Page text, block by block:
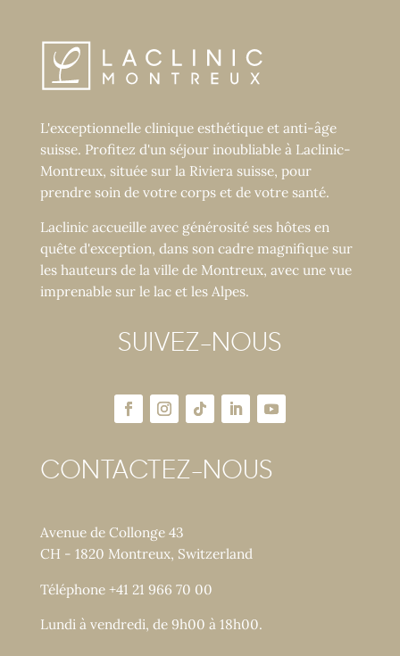
L'exceptionnelle clinique esthétique et anti-âge
suisse. Profitez d'un séjour inoubliable à Laclinic-
Montreux, située sur la Riviera suisse, pour
prendre soin de votre corps et de votre santé.
Laclinic accueille avec générosité ses hôtes en
quête d'exception, dans son cadre magnifique sur
les hauteurs de la ville de Montreux, avec une vue
imprenable sur le lac et les Alpes.
SUIVEZ-NOUS
CONTACTEZ-NOUS
Avenue de Collonge 43
CH - 1820 Montreux, Switzerland
Téléphone +41 21 966 70 00
Lundi à vendredi, de 9h00 à 18h00.